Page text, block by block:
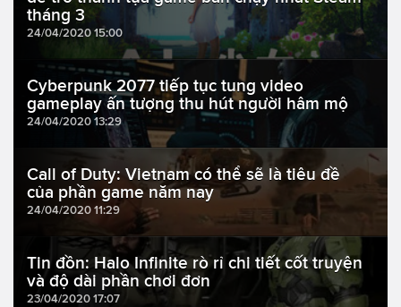
tháng 3
24/04/2020 15:00
Cyberpunk 2077 tiếp tục tung video
gameplay ấn tượng thu hút người hâm mộ
24/04/2020 13:29
Call of Duty: Vietnam có thể sẽ là tiêu đề
của phần game năm nay
24/04/2020 11:29
Tin đồn: Halo Infinite rò rỉ chi tiết cốt truyện
và độ dài phần chơi đơn
23/04/2020 17:07